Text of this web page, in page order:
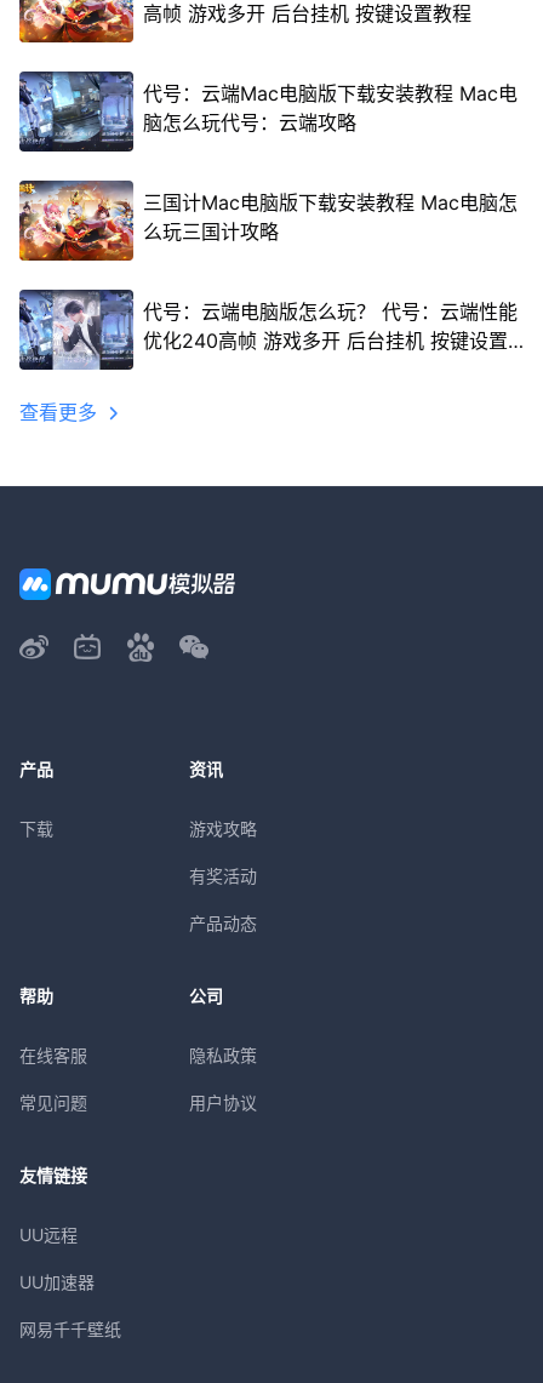
高帧 游戏多开 后台挂机 按键设置教程
代号：云端Mac电脑版下载安装教程 Mac电
脑怎么玩代号：云端攻略
三国计Mac电脑版下载安装教程 Mac电脑怎
么玩三国计攻略
代号：云端电脑版怎么玩？ 代号：云端性能
优化240高帧 游戏多开 后台挂机 按键设置
查看更多
产品
下载
资讯
游戏攻略
有奖活动
产品动态
帮助
在线客服
常见问题
公司
隐私政策
用户协议
友情链接
UU远程
UU加速器
网易千千壁纸